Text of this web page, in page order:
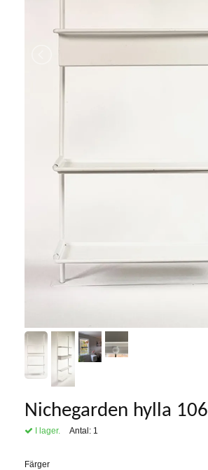
Nichegarden hylla 106
I lager. Antal: 1
Färger